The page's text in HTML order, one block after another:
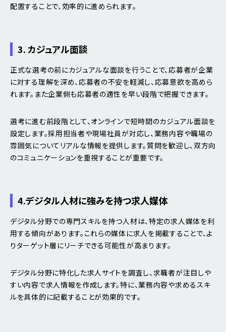
配置することで、効率的に進められます。
3. カジュアル面談
正式な選考の前にカジュアルな面談を行うことで、応募者が企業
に対する理解を深め、応募者の不安を軽減し、応募意欲を高めら
れます。また企業側も応募者の適性を早い段階で把握できます。
選考に進む前段階として、オンラインで短時間のカジュアル面談を
設定します。採用担当者や現場社員が対応し、業務内容や職場の
雰囲気についてリアルな情報を提供します。質問を歓迎し、双方向
のコミュニケーションを重視することが重要です。
4.デジタル人材に強みを持つ求人媒体
デジタル分野での専門スキルを持つ人材は、特定の求人媒体を利
用する傾向があります。これらの媒体に求人を掲載することで、よ
りターゲット層にリーチできる可能性が高まります。
デジタル分野に特化した求人サイトを調査し、求職者が注目しや
すい内容で求人情報を作成します。特に、業務内容や求めるスキ
ルを具体的に記載することが効果的です。